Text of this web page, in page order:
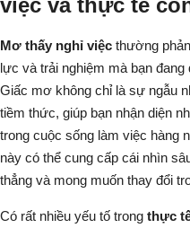
việc và thực tế
Mơ thấy nghỉ việc thường
lực và trải nghiệm mà bạn đang
Giấc mơ không chỉ là sự ngẫu
tiềm thức, giúp bạn nhận diện
trong cuộc sống làm việc hàng
này có thể cung cấp cái nhìn
thẳng và mong muốn thay đổi
Có rất nhiều yếu tố trong thực